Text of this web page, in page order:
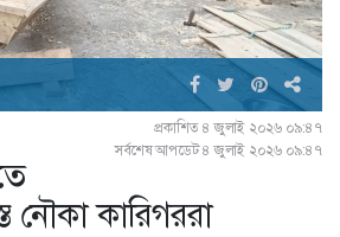
প্রকাশিত ৪ জুলাই ২০২৬ ০৯:৪৭
সর্বশেষ আপডেট ৪ জুলাই ২০২৬ ০৯:৪৭
নৌকা কারিগররা